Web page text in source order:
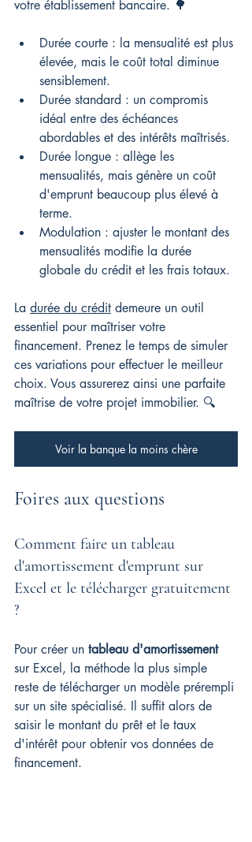
votre établissement bancaire. 🌳
Durée courte : la mensualité est plus
élevée, mais le coût total diminue
sensiblement.
Durée standard : un compromis
idéal entre des échéances
abordables et des intérêts maîtrisés.
Durée longue : allège les
mensualités, mais génère un coût
d'emprunt beaucoup plus élevé à
terme.
Modulation : ajuster le montant des
mensualités modifie la durée
globale du crédit et les frais totaux.
La durée du crédit demeure un outil
essentiel pour maîtriser votre
financement. Prenez le temps de simuler
ces variations pour effectuer le meilleur
choix. Vous assurerez ainsi une parfaite
maîtrise de votre projet immobilier. 🔍
Voir la banque la moins chère
Foires aux questions
Comment faire un tableau
d'amortissement d'emprunt sur
Excel et le télécharger gratuitement
?
Pour créer un tableau d'amortissement
sur Excel, la méthode la plus simple
reste de télécharger un modèle prérempli
sur un site spécialisé. Il suffit alors de
saisir le montant du prêt et le taux
d'intérêt pour obtenir vos données de
financement.